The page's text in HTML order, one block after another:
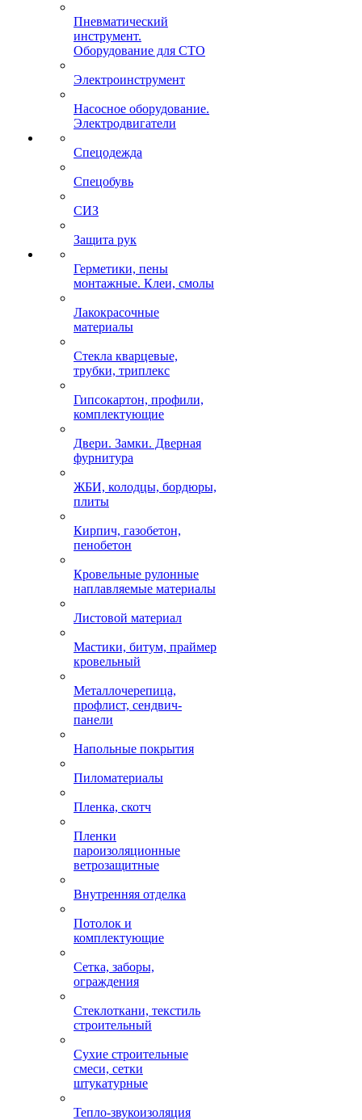
Пневматический
инструмент.
Оборудование для СТО
Электроинструмент
Насосное оборудование.
Электродвигатели
Спецодежда
Спецобувь
СИЗ
Защита рук
Герметики, пены
монтажные. Клеи, смолы
Лакокрасочные
материалы
Стекла кварцевые,
трубки, триплекс
Гипсокартон, профили,
комплектующие
Двери. Замки. Дверная
фурнитура
ЖБИ, колодцы, бордюры,
плиты
Кирпич, газобетон,
пенобетон
Кровельные рулонные
наплавляемые материалы
Листовой материал
Мастики, битум, праймер
кровельный
Металлочерепица,
профлист, сендвич-
панели
Напольные покрытия
Пиломатериалы
Пленка, скотч
Пленки
пароизоляционные
ветрозащитные
Внутренняя отделка
Потолок и
комплектующие
Сетка, заборы,
ограждения
Стеклоткани, текстиль
строительный
Сухие строительные
смеси, сетки
штукатурные
Тепло-звукоизоляция